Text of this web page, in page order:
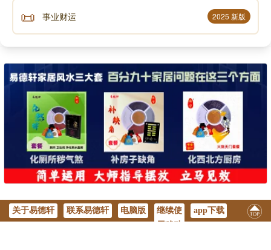
📜 事业财运 2025 新版
关于易德轩 联系易德轩 电脑版
继续使
app下载